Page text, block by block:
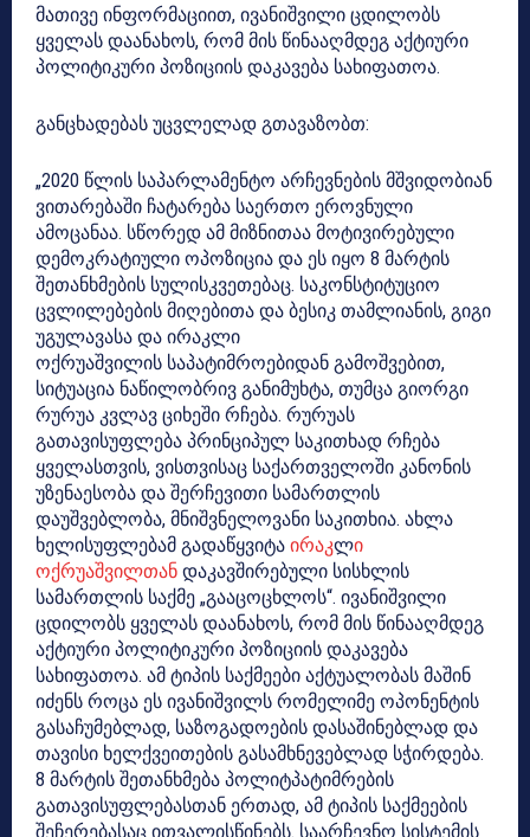
მათივე ინფორმაციით, ივანიშვილი ცდილობს
ყველას დაანახოს, რომ მის წინააღმდეგ აქტიური
პოლიტიკური პოზიციის დაკავება სახიფათოა.
განცხადებას უცვლელად გთავაზობთ:
„2020 წლის საპარლამენტო არჩევნების მშვიდობიან
ვითარებაში ჩატარება საერთო ეროვნული
ამოცანაა. სწორედ ამ მიზნითაა მოტივირებული
დემოკრატიული ოპოზიცია და ეს იყო 8 მარტის
შეთანხმების სულისკვეთებაც. საკონსტიტუციო
ცვლილებების მიღებითა და ბესიკ თამლიანის, გიგი
უგულავასა და ირაკლი
ოქრუაშვილის საპატიმროებიდან გამოშვებით,
სიტუაცია ნაწილობრივ განიმუხტა, თუმცა გიორგი
რურუა კვლავ ციხეში რჩება. რურუას
გათავისუფლება პრინციპულ საკითხად რჩება
ყველასთვის, ვისთვისაც საქართველოში კანონის
უზენაესობა და შერჩევითი სამართლის
დაუშვებლობა, მნიშვნელოვანი საკითხია. ახლა
ხელისუფლებამ გადაწყვიტა ირაკლი
ოქრუაშვილთან დაკავშირებული სისხლის
სამართლის საქმე „გააცოცხლოს“. ივანიშვილი
ცდილობს ყველას დაანახოს, რომ მის წინააღმდეგ
აქტიური პოლიტიკური პოზიციის დაკავება
სახიფათოა. ამ ტიპის საქმეები აქტუალობას მაშინ
იძენს როცა ეს ივანიშვილს რომელიმე ოპონენტის
გასაჩუმებლად, საზოგადოების დასაშინებლად და
თავისი ხელქვეითების გასამხნევებლად სჭირდება.
8 მარტის შეთანხმება პოლიტპატიმრების
გათავისუფლებასთან ერთად, ამ ტიპის საქმეების
შეჩერებასაც ითვალისწინებს. საარჩევნო სისტემის